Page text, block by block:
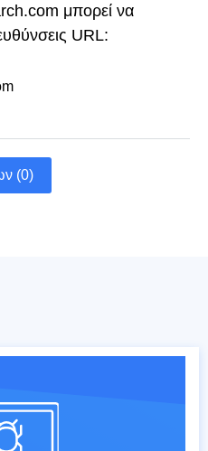
μπορεί να
URL:
(0)